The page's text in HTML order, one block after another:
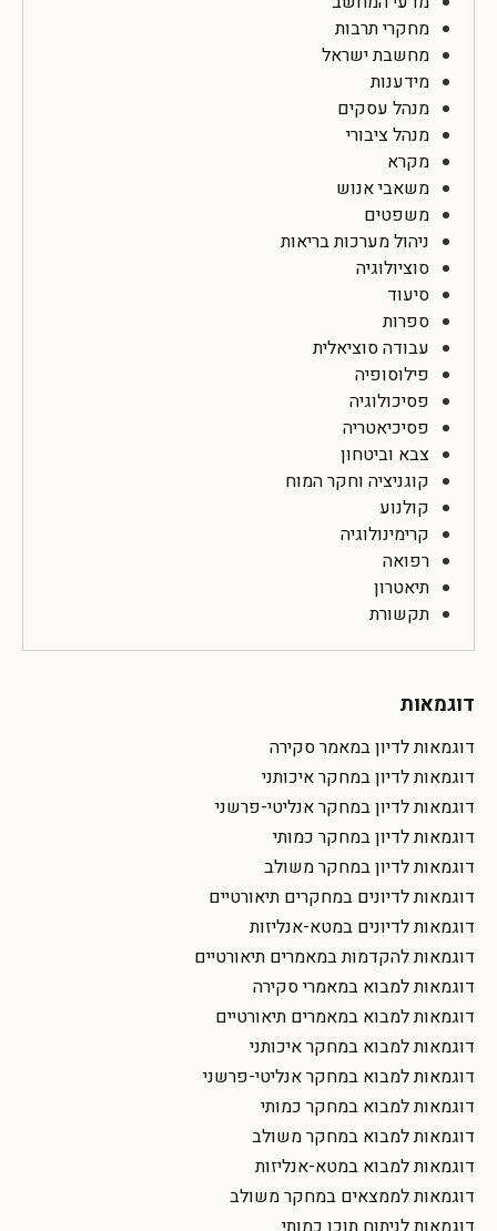
מחקרי תרבות
מחשבת ישראל
מידענות
מנהל עסקים
מנהל ציבורי
מקרא
משאבי אנוש
משפטים
ניהול מערכות בריאות
סוציולוגיה
סיעוד
ספרות
עבודה סוציאלית
פילוסופיה
פסיכולוגיה
פסיכיאטריה
צבא וביטחון
קוגניציה וחקר המוח
קולנוע
קרימינולוגיה
רפואה
תיאטרון
תקשורת
דוגמאות
דוגמאות לדיון במאמר סקירה
דוגמאות לדיון במחקר איכותני
דוגמאות לדיון במחקר אנליטי-פרשני
דוגמאות לדיון במחקר כמותי
דוגמאות לדיון במחקר משולב
דוגמאות לדיונים במחקרים תיאורטיים
דוגמאות לדיונים במטא-אנליזות
דוגמאות להקדמות במאמרים תיאורטיים
דוגמאות למבוא במאמרי סקירה
דוגמאות למבוא במאמרים תיאורטיים
דוגמאות למבוא במחקר איכותני
דוגמאות למבוא במחקר אנליטי-פרשני
דוגמאות למבוא במחקר כמותי
דוגמאות למבוא במחקר משולב
דוגמאות למבוא במטא-אנליזות
דוגמאות לממצאים במחקר משולב